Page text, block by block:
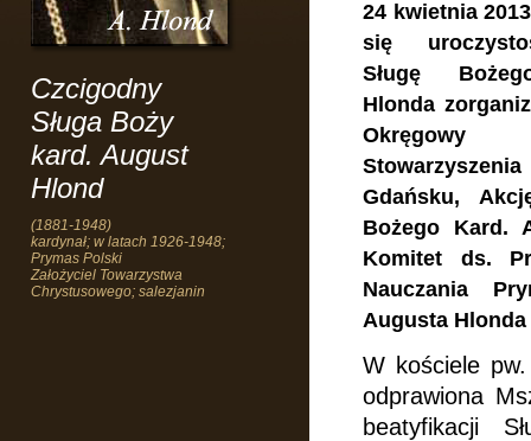
Czcigodny
Sługa Boży
kard. August
Hlond
(1881-1948)
kardynał; w latach 1926-1948;
Prymas Polski
Założyciel Towarzystwa
Chrystusowego; salezjanin
24 kwietnia
się
Sługę
Hlonda
Gdańsku,
Bożego Kard.
Komitet ds.
Nauczania
Augusta
W kościele
odprawiona
beatyfikacji